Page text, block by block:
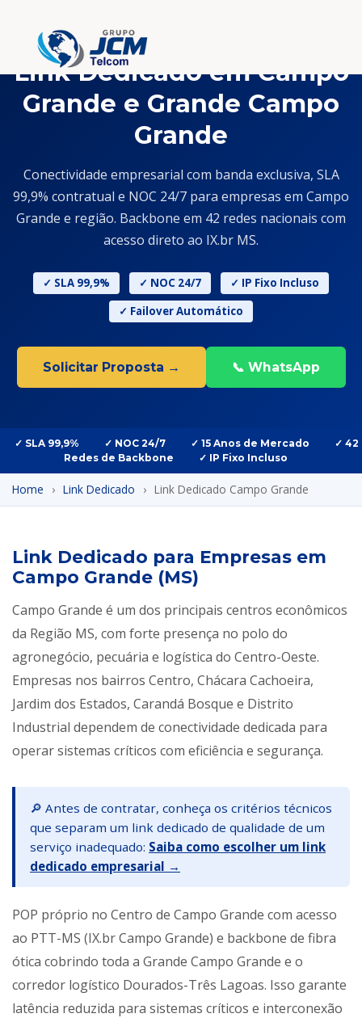
Link Dedicado em Campo
Grande e Grande Campo
Grande
Conectividade empresarial com banda exclusiva, SLA
99,9% contratual e NOC 24/7 para empresas em Campo
Grande e região. Backbone em 42 redes nacionais com
acesso direto ao IX.br MS.
✓ SLA 99,9% ✓ NOC 24/7
✓ IP Fixo Incluso
✓ Failover Automático
Solicitar Proposta → 📞 WhatsApp
✓ SLA 99,9% ✓ NOC 24/7 ✓ 15 Anos de Mercado
✓ 42
Redes de Backbone
✓ IP Fixo Incluso
Home › Link Dedicado › Link Dedicado Campo Grande
Link Dedicado para Empresas em
Campo Grande (MS)
Campo Grande é um dos principais centros econômicos
da Região MS, com forte presença no polo do
agronegócio, pecuária e logística do Centro-Oeste.
Empresas nos bairros Centro, Chácara Cachoeira,
Jardim dos Estados, Carandá Bosque e Distrito
Industrial dependem de conectividade dedicada para
operar sistemas críticos com eficiência e segurança.
🔎 Antes de contratar, conheça os critérios técnicos
que separam um link dedicado de qualidade de um
serviço inadequado: Saiba como escolher um link
dedicado empresarial →
POP próprio no Centro de Campo Grande com acesso
ao PTT-MS (IX.br Campo Grande) e backbone de fibra
ótica cobrindo toda a Grande Campo Grande e o
corredor logístico Dourados-Três Lagoas. Isso garante
latência reduzida para sistemas críticos e interconexão